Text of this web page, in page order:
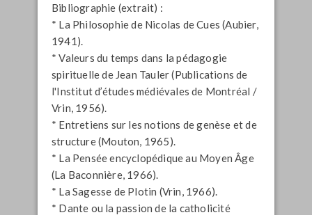
Bibliographie (extrait) :
* La Philosophie de Nicolas de Cues (Aubier,
1941).
*Valeurs du temps dans la pédagogie
spirituelle de Jean Tauler(Publications de
l'Institut d’études médiévales de Montréal /
Vrin, 1956).
* Entretiens sur les notions de genèse et de
structure(Mouton, 1965).
* La Pensée encyclopédique au Moyen Âge
(La Baconnière, 1966).
* La Sagesse de Plotin (Vrin, 1966).
* Dante ou la passion de la catholicité